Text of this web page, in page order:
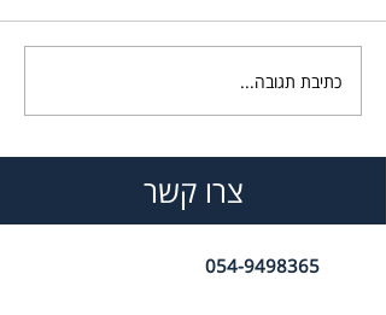
אזרחות פורטוגלית ליוצאי
מרוקו
כתיבת תגובה...
צרו קשר
054-9498365